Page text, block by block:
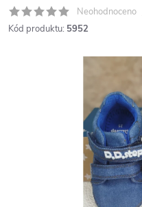
Neohodnoceno
Kód produktu: 5952